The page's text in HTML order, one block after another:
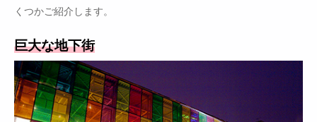
くつかご紹介します。
巨大な地下街